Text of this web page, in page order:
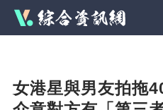
女港星與男友拍拖